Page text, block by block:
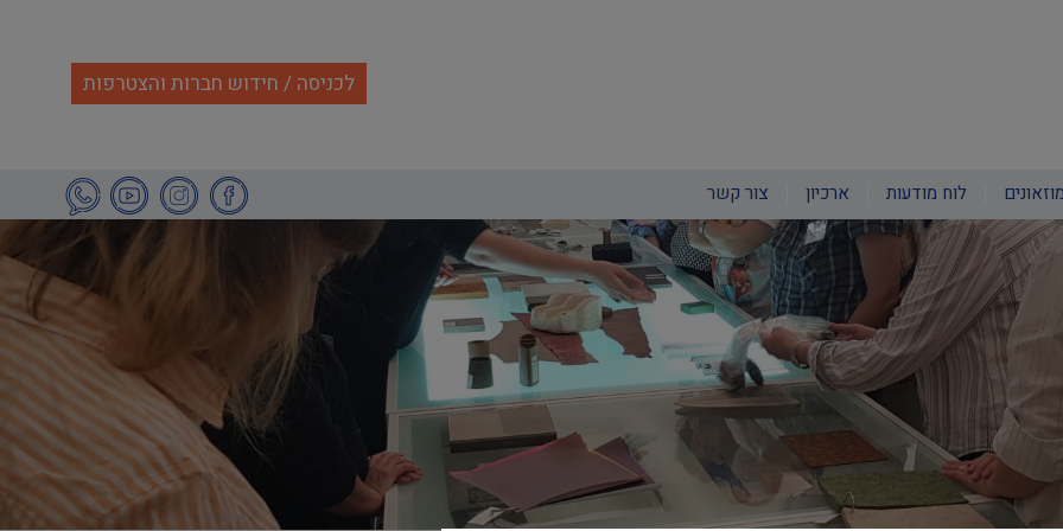
לכניסה / חידוש חברות והצטרפות
לוח מודעות ארכיון צור קשר